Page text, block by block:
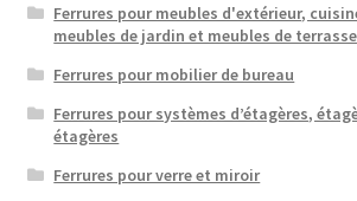
Ferrures pour meubles d'extérieur,
meubles de jardin et meubles de terrasse
Ferrures pour mobilier de bureau
Ferrures pour systèmes d’étagères,
étagères
Ferrures pour verre et miroir